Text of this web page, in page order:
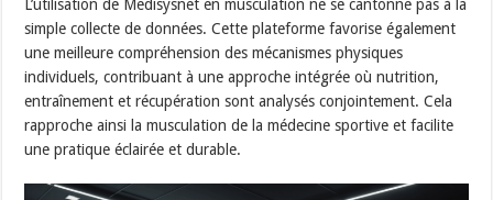
L’utilisation de Medisysnet en musculation ne se cantonne pas à la
simple collecte de données. Cette plateforme favorise également
une meilleure compréhension des mécanismes physiques
individuels, contribuant à une approche intégrée où nutrition,
entraînement et récupération sont analysés conjointement. Cela
rapproche ainsi la musculation de la médecine sportive et facilite
une pratique éclairée et durable.